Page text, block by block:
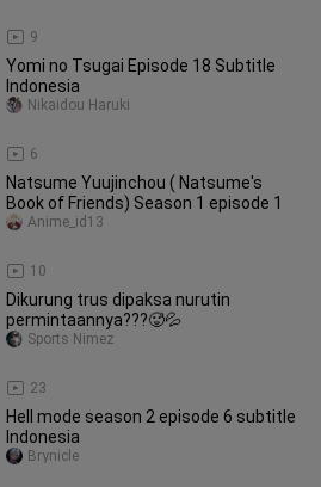
9
Yomi no Tsugai Episode 18 Subtitle
Indonesia
6
Nikaidou Haruki
Natsume Yuujinchou ( Natsume's
Book of Friends) Season 1 episode 1
10
Anime_id13
Dikurung trus dipaksa nurutin
permintaannya???🥵💦
23
Sports Nimez
Hell mode season 2 episode 6 subtitle
Indonesia
Brynicle